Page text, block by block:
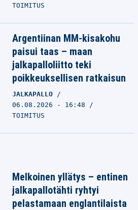
TOIMITUS
Argentiinan MM-kisakohu
paisui taas – maan
jalkapalloliitto teki
poikkeuksellisen ratkaisun
JALKAPALLO
06.08.2026 - 16:48
TOIMITUS
Melkoinen yllätys – entinen
jalkapallotähti ryhtyi
pelastamaan englantilaista